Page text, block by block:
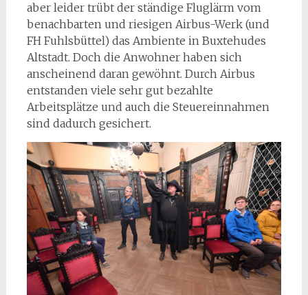
aber leider trübt der ständige Fluglärm vom
benachbarten und riesigen Airbus-Werk (und
FH Fuhlsbüttel) das Ambiente in Buxtehudes
Altstadt. Doch die Anwohner haben sich
anscheinend daran gewöhnt. Durch Airbus
entstanden viele sehr gut bezahlte
Arbeitsplätze und auch die Steuereinnahmen
sind dadurch gesichert.